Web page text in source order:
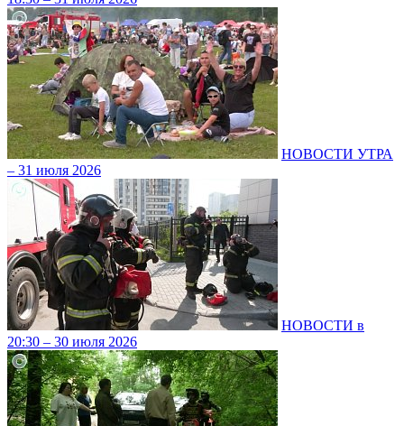
НОВОСТИ УТРА
– 31 июля 2026
НОВОСТИ в
20:30 – 30 июля 2026